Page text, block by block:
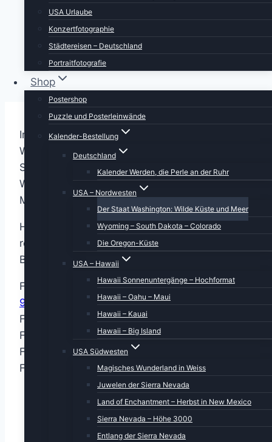
USA Urlaube
Konzertfotographie
Städtereisen – Deutschland
Portraitfotografie
Shop
Postershop
Puzzle und Posterleinwände
Kalender-Bestellung
Deutschland
Kalender Werden, die Perle an der Ruhr
USA – Nordwesten
Der Staat Washington: Wilde Küste und Meer
Wyoming – South Dakota – Colorado
Die Oregon-Küste
USA – Hawaii
Hawaii Sonnenuntergänge – Hochformat
Hawaii – Oahu – Maui
Hawaii – Kauai
Hawaii – Big Island
USA Südwesten
Magisches Wunderland in Weiss
Juwelen der Sierra Nevada
Land of Enchantment – Herbst in New Mexico
Sierra Nevada – Höhe 3000
Entlang der Sierra Nevada
Im September 2025 stand der Staat
Washington auf unserer Reiseagenda. Von
Seattle aus startend bereisten wir die
Westküste, den Puget Sound und die Vulkane
Mt Rainier und Mt St. Helens.
Hier die ISBN für eine Bestellung über den
regulären Buchhandel oder für eine direkte
Bestellung über Amazon.
Format DIN A2 Premium Wand:
9783516723496
Format DIN A2 Wand:9783516723373
Format DIN A3 Wand:9783516723335
Format DIN A4 Wand: 9783516723311
Format DIN A5 Tisch:9783516723427